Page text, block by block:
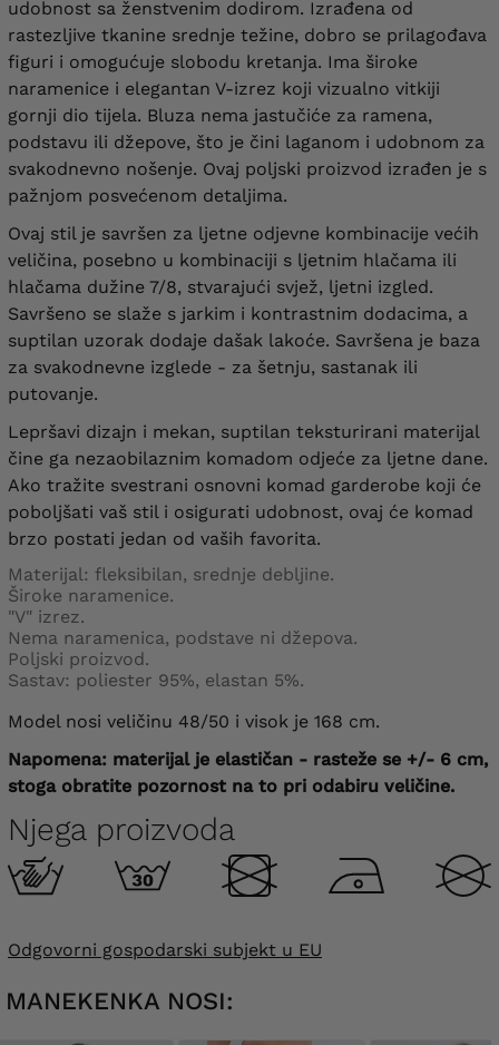
udobnost sa ženstvenim dodirom. Izrađena od
rastezljive tkanine srednje težine, dobro se prilagođava
figuri i omogućuje slobodu kretanja. Ima široke
naramenice i elegantan V-izrez koji vizualno vitkiji
gornji dio tijela. Bluza nema jastučiće za ramena,
podstavu ili džepove, što je čini laganom i udobnom za
svakodnevno nošenje. Ovaj poljski proizvod izrađen je s
pažnjom posvećenom detaljima.
Ovaj stil je savršen za ljetne odjevne kombinacije većih
veličina, posebno u kombinaciji s ljetnim hlačama ili
hlačama dužine 7/8, stvarajući svjež, ljetni izgled.
Savršeno se slaže s jarkim i kontrastnim dodacima, a
suptilan uzorak dodaje dašak lakoće. Savršena je baza
za svakodnevne izglede - za šetnju, sastanak ili
putovanje.
Lepršavi dizajn i mekan, suptilan teksturirani materijal
čine ga nezaobilaznim komadom odjeće za ljetne dane.
Ako tražite svestrani osnovni komad garderobe koji će
poboljšati vaš stil i osigurati udobnost, ovaj će komad
brzo postati jedan od vaših favorita.
Materijal: fleksibilan, srednje debljine.
Široke naramenice.
"V" izrez.
Nema naramenica, podstave ni džepova.
Poljski proizvod.
Sastav: poliester 95%, elastan 5%.
Model nosi veličinu 48/50 i visok je 168 cm.
Napomena: materijal je elastičan - rasteže se +/- 6 cm,
stoga obratite pozornost na to pri odabiru veličine.
Njega proizvoda
Odgovorni gospodarski subjekt u EU
MANEKENKA NOSI: